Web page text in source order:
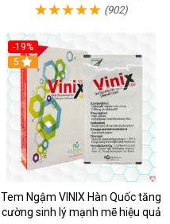
(902)
-19%
5
Tem Ngậm VINIX Hàn Quốc tăng
cường sinh lý mạnh mẽ hiệu quả